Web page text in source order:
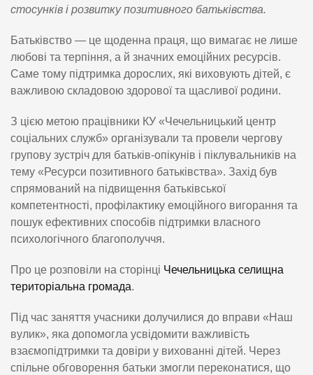
стосунків і розвитку позитивного батьківства.
Батьківство — це щоденна праця, що вимагає не лише
любові та терпіння, а й значних емоційних ресурсів.
Саме тому підтримка дорослих, які виховують дітей, є
важливою складовою здорової та щасливої родини.
З цією метою працівники КУ «Чечельницький центр
соціальних служб» організували та провели чергову
групову зустріч для батьків-опікунів і піклувальників на
тему «Ресурси позитивного батьківства». Захід був
спрямований на підвищення батьківської
компетентності, профілактику емоційного вигорання та
пошук ефективних способів підтримки власного
психологічного благополуччя.
Про це розповіли на сторінці Чечельницька селищна
територіальна громада.
Під час заняття учасники долучилися до вправи «Наш
вулик», яка допомогла усвідомити важливість
взаємопідтримки та довіри у вихованні дітей. Через
спільне обговорення батьки змогли переконатися, що